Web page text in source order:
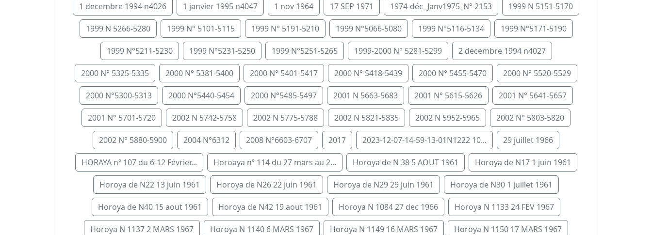
1 decembre 1994 n4026 1 janvier 1995 n4047 1 nov 1964 17 SEP 1971 1974-déc_Janv1975_N° 2153 1999 N 5151-5170
1999 N 5266-5280 1999 N° 5101-5115 1999 N° 5191-5210 1999 N°5066-5080 1999 N°5116-5134 1999 N°5171-5190
1999 N°5211-5230 1999 N°5231-5250 1999 N°5251-5265 1999-2000 N° 5281-5299 2 decembre 1994 n4027
2000 N° 5325-5335 2000 N° 5381-5400 2000 N° 5401-5417 2000 N° 5418-5439 2000 N° 5455-5470 2000 N° 5520-5529
2000 N°5300-5313 2000 N°5440-5454 2000 N°5485-5497 2001 N 5663-5683 2001 N° 5615-5626 2001 N° 5641-5657
2001 N° 5701-5720 2002 N 5742-5758 2002 N 5775-5788 2002 N 5821-5835 2002 N 5952-5965 2002 N° 5803-5820
2002 N° 5880-5900 2004 N°6312 2008 N°6603-6707 2017 2023-12-07-14-59-13-01N1222 10... 29 juillet 1966
HORAYA nº 107 du 6-12 Février... Horoaya nº 114 du 27 mars au 2... Horoya de N 38 5 AOUT 1961 Horoya de N17 1 juin 1961
Horoya de N22 13 juin 1961 Horoya de N26 22 juin 1961 Horoya de N29 29 juin 1961 Horoya de N30 1 juillet 1961
Horoya de N40 15 aout 1961 Horoya de N42 19 aout 1961 Horoya N 1084 27 dec 1966 Horoya N 1133 24 FEV 1967
Horoya N 1137 2 MARS 1967 Horoya N 1140 6 MARS 1967 Horoya N 1149 16 MARS 1967 Horoya N 1150 17 MARS 1967